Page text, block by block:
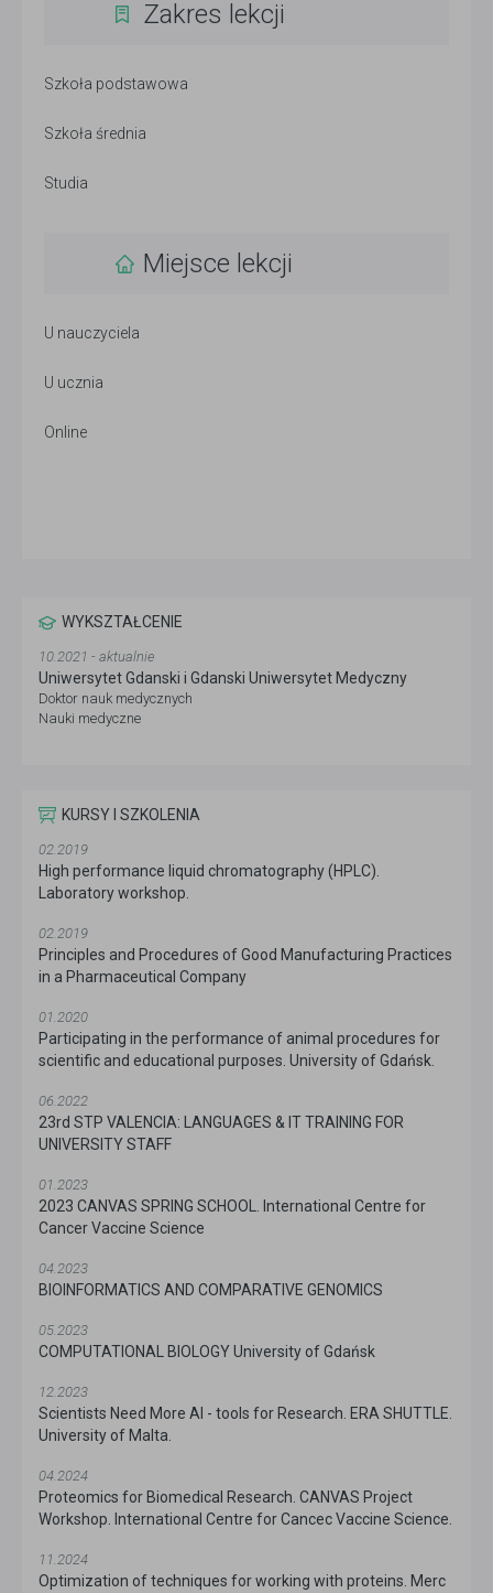
Zakres lekcji
Szkoła podstawowa
Szkoła średnia
Studia
Miejsce lekcji
U nauczyciela
U ucznia
Online
WYKSZTAŁCENIE
10.2021 - aktualnie
Uniwersytet Gdanski i Gdanski Uniwersytet Medyczny
Doktor nauk medycznych
Nauki medyczne
KURSY I SZKOLENIA
02.2019
High performance liquid chromatography (HPLC).
Laboratory workshop.
02.2019
Principles and Procedures of Good Manufacturing Practices
in a Pharmaceutical Company
01.2020
Participating in the performance of animal procedures for
scientific and educational purposes. University of Gdańsk.
06.2022
23rd STP VALENCIA: LANGUAGES & IT TRAINING FOR
UNIVERSITY STAFF
01.2023
2023 CANVAS SPRING SCHOOL. International Centre for
Cancer Vaccine Science
04.2023
BIOINFORMATICS AND COMPARATIVE GENOMICS
05.2023
COMPUTATIONAL BIOLOGY University of Gdańsk
12.2023
Scientists Need More AI - tools for Research. ERA SHUTTLE.
University of Malta.
04.2024
Proteomics for Biomedical Research. CANVAS Project
Workshop. International Centre for Cancec Vaccine Science.
11.2024
Optimization of techniques for working with proteins. Merc